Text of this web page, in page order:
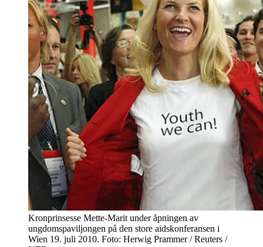
Kronprinsesse Mette-Marit under åpningen av
ungdomspaviljongen på den store aidskonferansen i
Wien 19. juli 2010. Foto: Herwig Prammer / Reuters /